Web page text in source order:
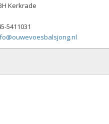
Kerkrade
5411031